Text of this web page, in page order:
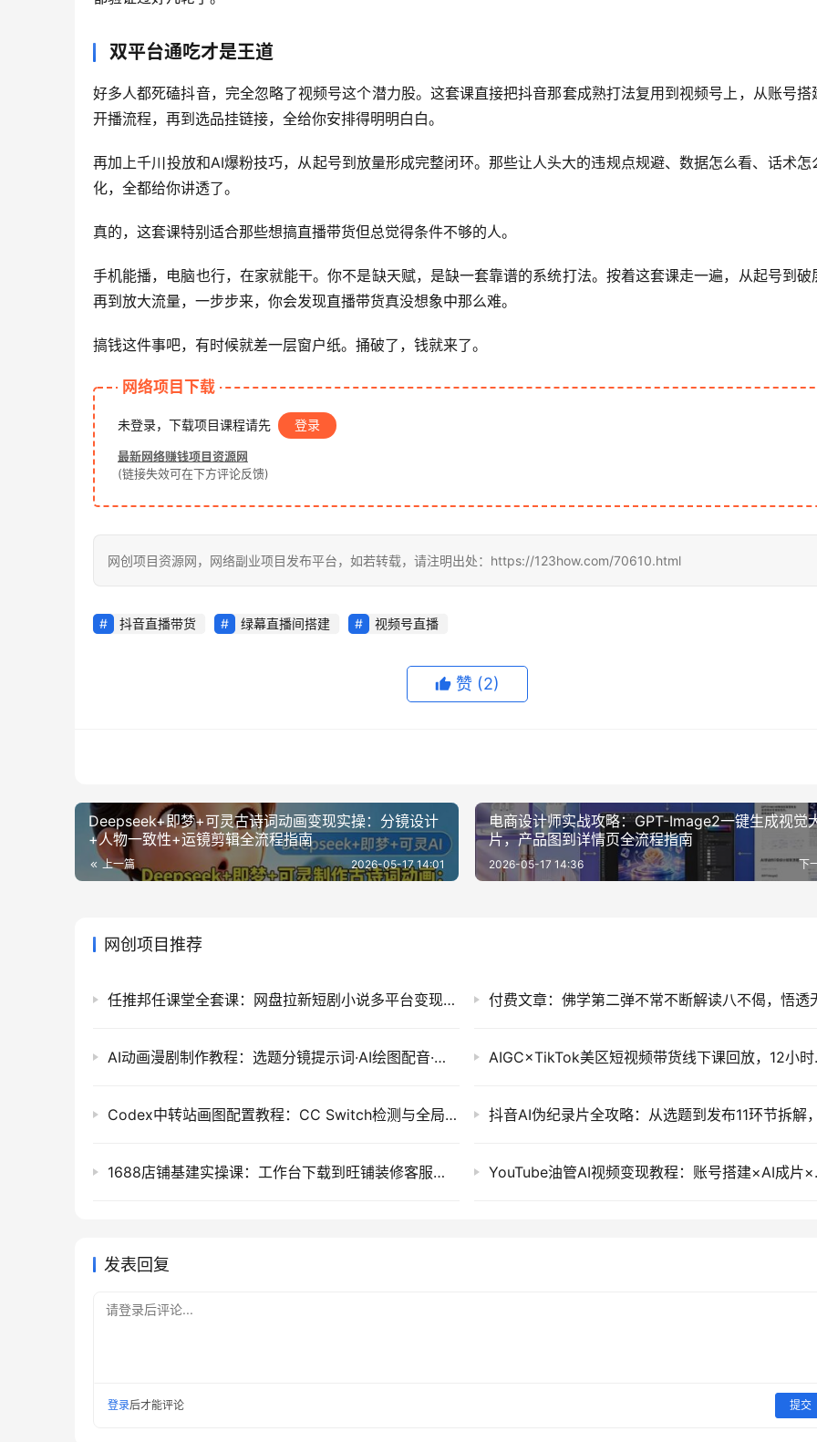
双平台通吃才是王道
好多人都死磕抖音，完全忽略了视频号这个潜力股。这套课直接把抖音那套成熟打法复用到视频号上，从账号搭
开播流程，再到选品挂链接，全给你安排得明明白白。
再加上千川投放和AI爆粉技巧，从起号到放量形成完整闭环。那些让人头大的违规点规避、数据怎么看、话术怎
化，全都给你讲透了。
真的，这套课特别适合那些想搞直播带货但总觉得条件不够的人。
手机能播，电脑也行，在家就能干。你不是缺天赋，是缺一套靠谱的系统打法。按着这套课走一遍，从起号到破
再到放大流量，一步步来，你会发现直播带货真没想象中那么难。
搞钱这件事吧，有时候就差一层窗户纸。捅破了，钱就来了。
网络项目下载
未登录，下载项目课程请先 登录
最新网络赚钱项目资源网
(链接失效可在下方评论反馈)
网创项目资源网，网络副业项目发布平台，如若转载，请注明出处：https://123how.com/70610.html
抖音直播带货 绿幕直播间搭建 视频号直播
赞 (2)
Deepseek+即梦+可灵古诗词动画变现实操：分镜设计
+人物一致性+运镜剪辑全流程指南
上一篇 2026-05-17 14:01
电商设计师实战攻略：GPT-Image2一键生成视觉
片，产品图到详情页全流程指南
下
2026-05-17 14:36
网创项目推荐
任推邦任课堂全套课：网盘拉新短剧小说多平台变现，零基础副业实操教程
AI动画漫剧制作教程：选题分镜提示词·AI绘图配音·剪映2D动画成片实操
Codex中转站画图配置教程：CC Switch检测与全局Skill安装
1688店铺基建实操课：工作台下载到旺铺装修客服分流，新手开店必备25节教程
发表回复
请登录后评论...
登录后才能评论 提交